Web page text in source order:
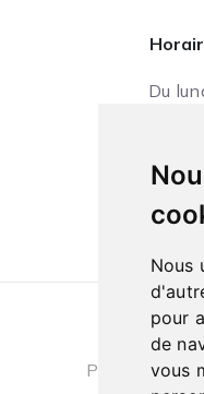
Nous
pour
de
vous
Du
10h à
Conditions
Politique de